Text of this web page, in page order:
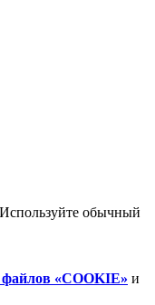
обычный
«COOKIE» и